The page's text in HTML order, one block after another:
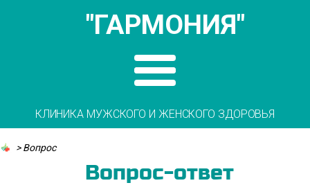
"ГАРМОНИЯ"
КЛИНИКА МУЖСКОГО И ЖЕНСКОГО ЗДОРОВЬЯ
>Вопрос
Вопрос-ответ